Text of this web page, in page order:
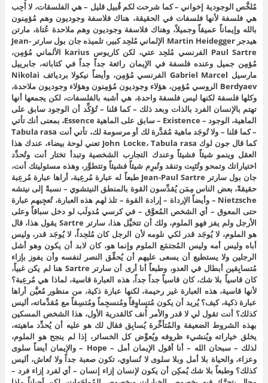
مُلخَّص الوجودية إخواني – كما شرحت لكم قُبيل قليل – هي الفلسقات، لا أُحِب
هي فلسفة لأنها فلسفات في الحقيقة، هناك فلاسفة وجوديون وهم مُؤمِنون
بالله وإيماناً عميقاً وجميلاً، وهناك فلاسفة وجوديون وهم ملاحدة عُتاة، مارتن
هيدجر Martin Heidegger الإلماني مُلحِد كبير، تلميذه جان بول سارتر Jean-
Paul Sartre الفرنسي مُلحِد عتي، لكن كاريوس karius الألماني مُؤمِن،
مُؤمِن جميل وعنده فلسفة في الإيمان رائعة جداً جداً في كتاباته، جابرييل
مارسيل Gabriel Marcel الفرنسي مُؤمِن، وأيضاً نيكولا برديائف Nikolai
Berdyaev الروسي مُؤمِن، هؤلاء وجوديون مُؤمِنون وهؤلاء وجوديون ملاحدة،
وكلها فلسفة لكنها ليس فلسفة واحدة، هي أشبه بالفلسفات، لكن يجمعها أنها
تهتم بالإنسان الفرد بالذات وبعد ذلك – كما قلنا – تُؤكِّد أن الوجود سابق على
الماهية، الوجود – Existence – سابق على الماهية Essence، بمعنى أنك تأتي
– كما قلنا – ولا تُوجَد ماهية مُقدَّرة لك أو مرسومة لك، تأتي أنت Tabula rasa
كما قال جون لوك John Locke، Tabula rasa تعني لوحة بيضاء، عندك هذا
العقل وينمو شيئاً فشيئاً وعندك التجارب الشخصية وتبدأ تختار أنت وتُحدِّد
اختياراتك وتمحو وتُثبِت وتنقد وتُبرِم شيئاً فشيئاً وتتطوَّر، وهذه مسئوليتك أنت،
جان بول سارتر Jean-Paul Sartre طبعاً له عبارة مُرعِبة، أراها عبارة مُرعِبة
حقيقةً، بعض الناس مِمَن يُقدِّسون القوة بالمنطق النيتشوي – نسبةً إلى نيتشه
Nietzsche – وأيضاً الإرداة – إرادة القوة – تلذ لهم هذه العبارة، تُعجِبهم عبارة
حتى المعوق – أي الشخص المُعوَّق – في كرسي مُدولَب لو دخل سباقاً وعلى
الأرجل ولم يفز فهو الملوم، ولك أن تتخيَّل هذا، سارتر Sartre يقول هذا، قال
هو الملوم، لا يُوجَد قدر لكي نلومه لأن الرجل كان مُلحِداً، لا يُوجَد قدر، وليس
أباه وليس أمه وليس المُجتمَع الملوم وإنما هو، كان لابد أن يكون وهو أشل
الرجلين ولا يستطيع أن يسعى عليهم أن يُحقِّق النصر لنفسه وأن يفوز بإزاء
مُتسابِقين أبطال في العدو، وطبعاً أنا أرى أن سارتر Sartre هنا لم يكن غبياً،
كان قاسياً بلا شك، كان قاسياً جداً جداً، هذه العبارة قاسية، لماذا هي مُرعِبة؟
لأنها قاسية، هذه العبارة غير رحيمة، لكنها عبارة ذكية، من منظور مُعيَّن أراها
عبارة ذكية، كيف؟ يُريد أن يكون مُتساوِقاً ومُنسجِماً ومُتسِقاً مع مُقدِّماته، أليس
كذلك؟ أنت تقول لي لا قدر والأمر أُنف كالقدرية الأول، هذا الشخص المسكين
بهذه الشروط الضعيفة والمُتأخِّرة يُسابِق فقال لك هو عليه أن يُحدِّد ماهيته،
يخلق خياراته ويُنشيء ظروفه ويُعوِّض كل الخسائر، إذا لم ينجح هو الملوم،
لذلك – سبحان الله – أنا أقول الإيمان أمل – Hope – والإيمان أيضاً سلوى
وعزاء، والحياة بلا أمل وبلا سلوى لا تُساوي، تكون صعبة جداً ولا تُعاش، أليس
كذلك؟ وطبعاً بلا شك يُمكِن أن يكون لإنسان إزاء إنسان – أي لفرد إزاء فرد –